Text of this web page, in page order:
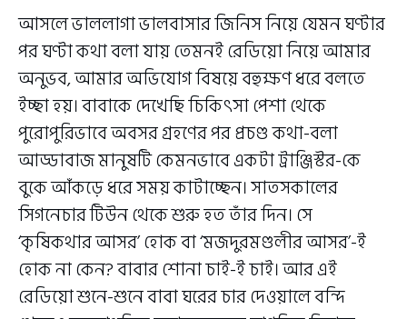
আসলে ভাললাগা ভালবাসার জিনিস নিয়ে যেমন ঘণ্টার
পর ঘণ্টা কথা বলা যায় তেমনই রেডিয়ো নিয়ে আমার
অনুভব, আমার অভিযোগ বিষয়ে বহুক্ষণ ধরে বলতে
ইচ্ছা হয়। বাবাকে দেখেছি চিকিৎসা পেশা থেকে
পুরোপুরিভাবে অবসর গ্রহণের পর প্রচণ্ড কথা-বলা
আড্ডাবাজ মানুষটি কেমনভাবে একটা ট্রাঞ্জিস্টর-কে
বুকে আঁকড়ে ধরে সময় কাটাচ্ছেন। সাতসকালের
সিগনেচার টিউন থেকে শুরু হত তাঁর দিন। সে
‘কৃষিকথার আসর’ হোক বা ‘মজদুরমণ্ডলীর আসর’-ই
হোক না কেন? বাবার শোনা চাই-ই চাই। আর এই
রেডিয়ো শুনে-শুনে বাবা ঘরের চার দেওয়ালে বন্দি